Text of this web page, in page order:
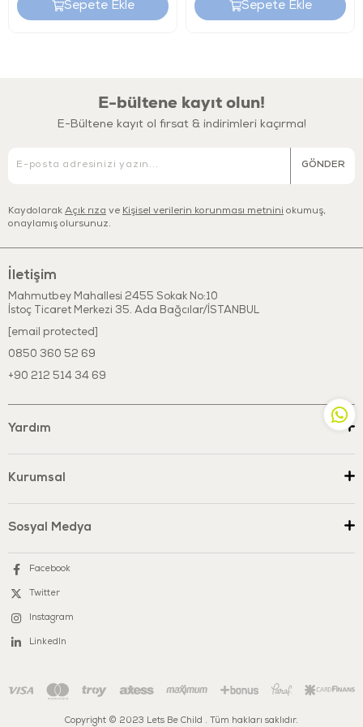
Ürün Türü:
Güvenlik & Kalite
Bu ürün, Avrupa Birliği EN71 oyuncak güvenliği standartlarına
uygun olarak üretilmiştir. Uluslararası test kuruluşları tarafından test
. Çocuk sağlığına uygun
sunar.
Sepete Ekle Sepete Ekle
E-bültene kayıt olun!
E-Bültene kayıt ol fırsat & indirimleri kaçırma!
GÖNDER
Kaydolarak Açık rıza ve Kişisel verilerin korunması metnini okumuş,
onaylamış olursunuz.
İletişim
Mahmutbey Mahallesi 2455 Sokak No:10
İstoç Ticaret Merkezi 35. Ada Bağcılar/İSTANBUL
[email protected]
0850 360 52 69
+90 212 514 34 69
Yardım
Kurumsal
Sosyal Medya
Facebook
Twitter
Instagram
LinkedIn
Copyright © 2023 Lets Be Child . Tüm hakları saklıdır.